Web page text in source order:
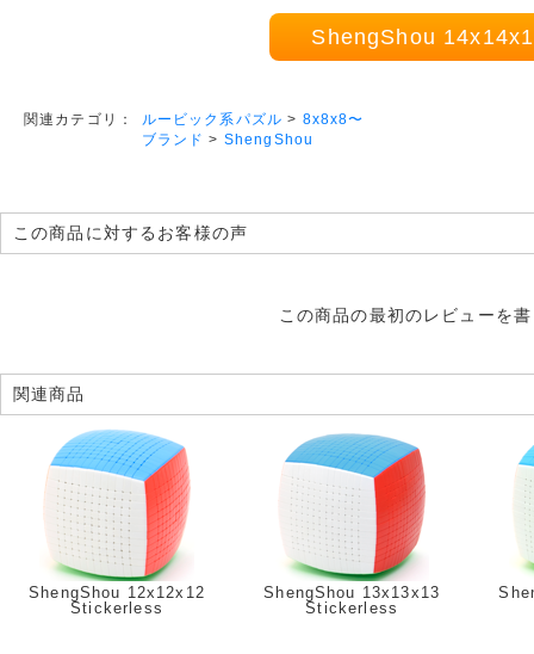
ShengShou
関連カテゴリ： ルービック系パズル > 8x8x8〜
ブランド > ShengShou
この商品に対するお客様の声
この商品の最初のレビューを
関連商品
ShengShou 12x12x12
Stickerless
ShengShou 13x13x13
Stickerless